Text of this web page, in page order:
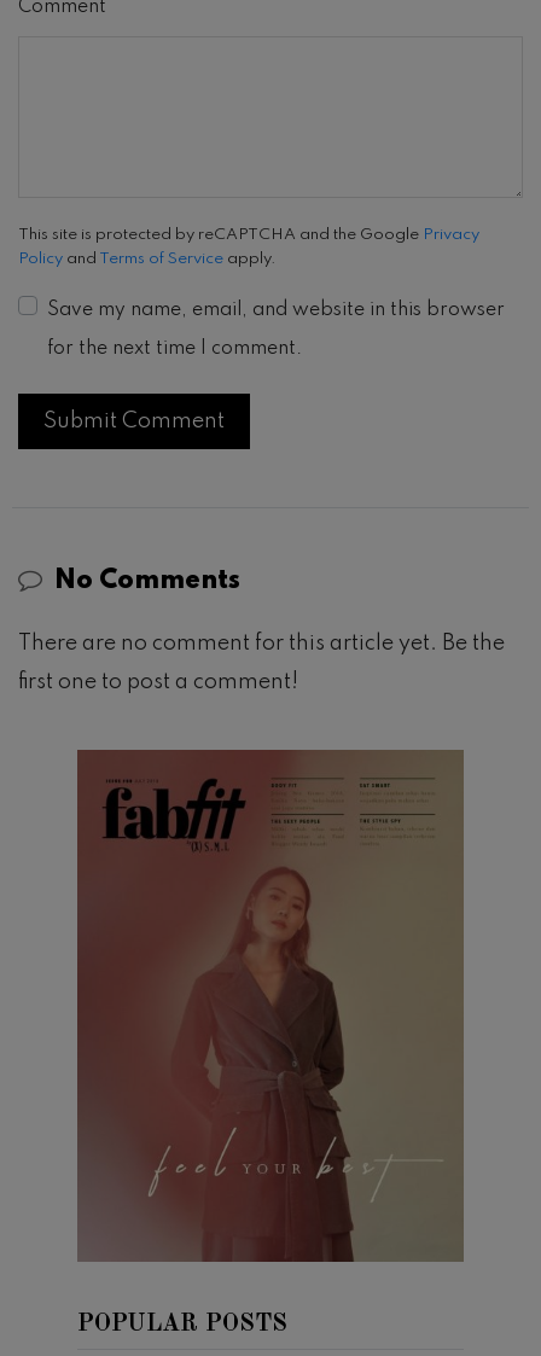
Comment
This site is protected by reCAPTCHA and the Google Privacy
Policy and Terms of Service apply.
Save my name, email, and website in this browser
for the next time I comment.
No Comments
There are no comment for this article yet. Be the
first one to post a comment!
POPULAR POSTS